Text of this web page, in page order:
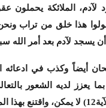
لآدم، الملائكة يحملون
هذا خلق من تراب
يسجد لآدم بعد أمر الله
أيضاً وكذب في ادعائه
يعزز لديه الشعور
لا يمكن، واقتنع بهذا